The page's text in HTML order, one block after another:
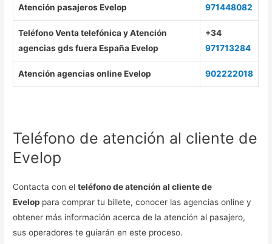
Atención pasajeros Evelop 971448082
Teléfono Venta telefónica y Atención
agencias gds fuera España Evelop
+34
971713284
Atención agencias online Evelop 902222018
Teléfono de atención al cliente de
Evelop
Contacta con elteléfono de atención al cliente de
Evelop para comprar tu billete, conocer las agencias online y
obtener más información acerca de la atención al pasajero,
sus operadores te guiarán en este proceso.